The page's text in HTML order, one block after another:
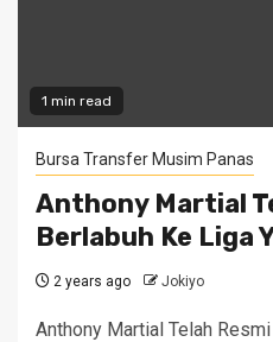
1 min read
Bursa Transfer Musim Panas
Anthony Martial
Berlabuh Ke Liga
2 years ago Jokiyo
Anthony Martial Telah